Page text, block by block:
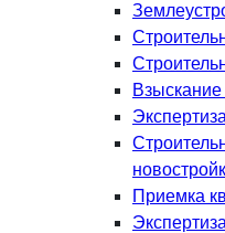
Приемка